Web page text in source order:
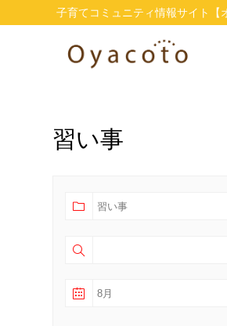
子育てコミュニティ情報サイト【
習い事